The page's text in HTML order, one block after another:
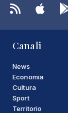
Canali
News
Economia
Cultura
Sport
Territorio